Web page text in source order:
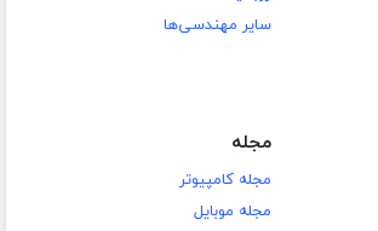
سایر مهندسی‌ها
مجله
مجله کامپیوتر
مجله موبایل